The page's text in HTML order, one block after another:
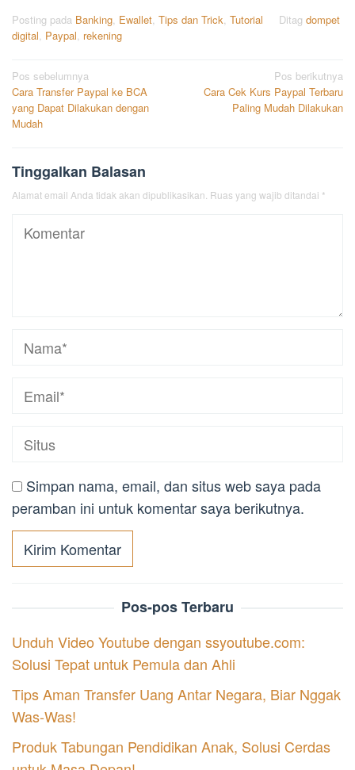
Posting pada Banking, Ewallet, Tips dan Trick, Tutorial Ditag dompet
digital, Paypal, rekening
Navigasi
pos
Pos sebelumnya
Cara Transfer Paypal ke BCA
yang Dapat Dilakukan dengan
Mudah
Pos berikutnya
Cara Cek Kurs Paypal Terbaru
Paling Mudah Dilakukan
Tinggalkan Balasan
Alamat email Anda tidak akan dipublikasikan. Ruas yang wajib ditandai *
Simpan nama, email, dan situs web saya pada
peramban ini untuk komentar saya berikutnya.
Pos-pos Terbaru
Unduh Video Youtube dengan ssyoutube.com:
Solusi Tepat untuk Pemula dan Ahli
Tips Aman Transfer Uang Antar Negara, Biar Nggak
Was-Was!
Produk Tabungan Pendidikan Anak, Solusi Cerdas